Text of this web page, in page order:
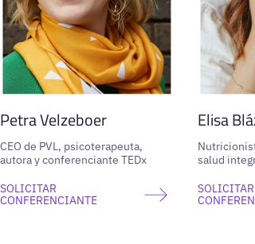
Petra Velzeboer
CEO de PVL, psicoterapeuta,
autora y conferenciante TEDx
SOLICITAR
CONFERENCIANTE
Elisa
salud
SOLICITAR